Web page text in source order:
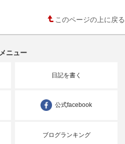
このページの上に戻る
メニュー
日記を書く
公式facebook
ブログランキング